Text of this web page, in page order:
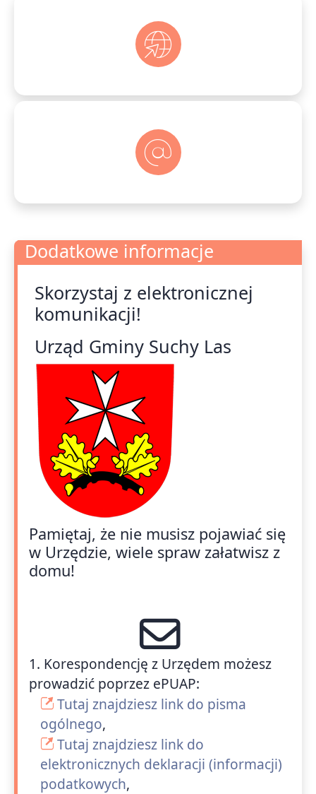
Dodatkowe informacje
Dodatkowe informacje
Skorzystaj z elektronicznej
komunikacji!
Urząd Gminy Suchy Las
Pamiętaj, że nie musisz pojawiać się
w Urzędzie, wiele spraw załatwisz z
domu!
1. Korespondencję z Urzędem możesz
prowadzić poprzez ePUAP:
Tutaj znajdziesz link do pisma
ogólnego,
Tutaj znajdziesz link do
elektronicznych deklaracji (informacji)
podatkowych,